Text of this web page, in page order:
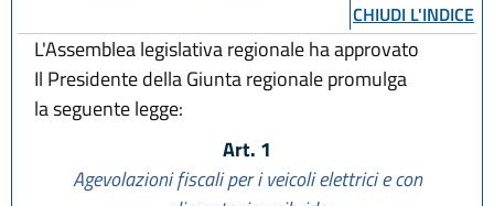
CHIUDI L'INDICE
L'Assemblea legislativa regionale ha approvato
Il Presidente della Giunta regionale promulga
la seguente legge:
Art. 1
Agevolazioni fiscali per i veicoli elettrici e con